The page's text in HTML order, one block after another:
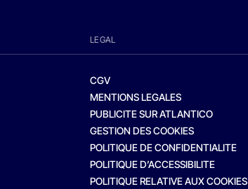
LEGAL
CGV
MENTIONS LEGALES
PUBLICITE SUR ATLANTICO
GESTION DES COOKIES
POLITIQUE DE CONFIDENTIALITE
POLITIQUE D’ACCESSIBILITE
POLITIQUE RELATIVE AUX COOKIES